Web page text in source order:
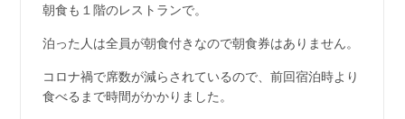
朝食も１階のレストランで。
泊った人は全員が朝食付きなので朝食券はありません。
コロナ禍で席数が減らされているので、前回宿泊時より
食べるまで時間がかかりました。